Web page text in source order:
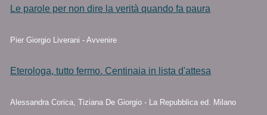
Le parole per non dire la verità quando fa paura
Pier Giorgio Liverani - Avvenire
Eterologa, tutto fermo. Centinaia in lista d'attesa
Alessandra Corica, Tiziana De Giorgio - La Repubblica ed. Milano